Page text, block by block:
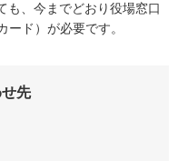
も、今までどおり役場窓口
ド）が必要です。
先